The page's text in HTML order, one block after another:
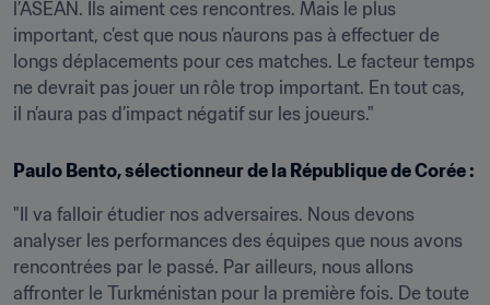
l’ASEAN. Ils aiment ces rencontres. Mais le plus
important, c’est que nous n’aurons pas à effectuer de
longs déplacements pour ces matches. Le facteur temps
ne devrait pas jouer un rôle trop important. En tout cas,
il n’aura pas d’impact négatif sur les joueurs."
Paulo Bento, sélectionneur de la République de Corée :
"Il va falloir étudier nos adversaires. Nous devons
analyser les performances des équipes que nous avons
rencontrées par le passé. Par ailleurs, nous allons
affronter le Turkménistan pour la première fois. De toute